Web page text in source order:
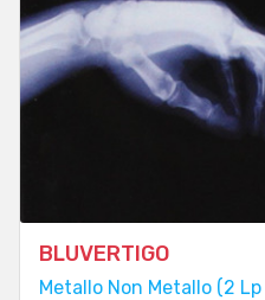
BLUVERTIGO
Metallo Non Metallo (2